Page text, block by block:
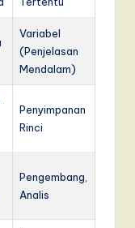
Variabel
(Penjelasan
Mendalam)
Penyimpanan
Rinci
Pengembang,
Analis